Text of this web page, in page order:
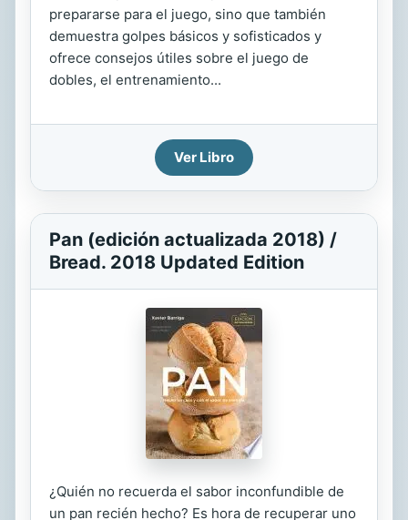
prepararse para el juego, sino que también
demuestra golpes básicos y sofisticados y
ofrece consejos útiles sobre el juego de
dobles, el entrenamiento...
Ver Libro
Pan (edición actualizada 2018) /
Bread. 2018 Updated Edition
¿Quién no recuerda el sabor inconfundible de
un pan recién hecho? Es hora de recuperar uno